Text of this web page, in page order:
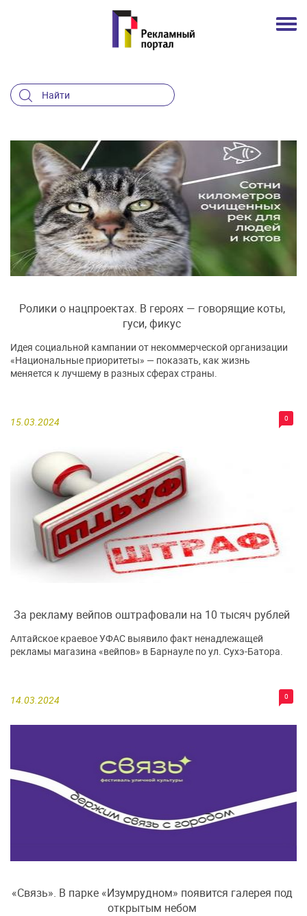
Ролики о нацпроектах. В героях — говорящие коты,
гуси, фикус
15.03.2024 0
Идея социальной кампании от некоммерческой организации
«Национальные приоритеты» — показать, как жизнь
меняется к лучшему в разных сферах страны.
За рекламу вейпов оштрафовали на 10 тысяч рублей
14.03.2024 0
Алтайское краевое УФАС выявило факт ненадлежащей
рекламы магазина «вейпов» в Барнауле по ул. Сухэ-Батора.
«Связь». В парке «Изумрудном» появится галерея под
открытым небом